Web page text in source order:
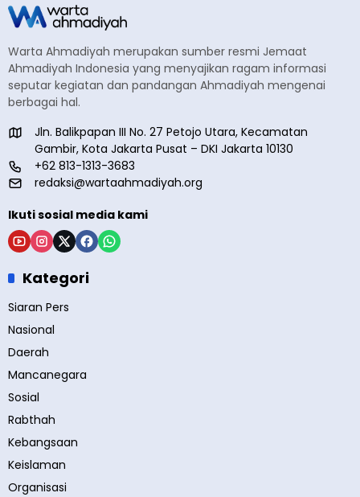
Warta Ahmadiyah merupakan sumber resmi Jemaat
Ahmadiyah Indonesia yang menyajikan ragam informasi
seputar kegiatan dan pandangan Ahmadiyah mengenai
berbagai hal.
Jln. Balikpapan III No. 27 Petojo Utara, Kecamatan
Gambir, Kota Jakarta Pusat – DKI Jakarta 10130
+62 813-1313-3683
redaksi@wartaahmadiyah.org
Ikuti sosial media kami
Kategori
Siaran Pers
Nasional
Daerah
Mancanegara
Sosial
Rabthah
Kebangsaan
Keislaman
Organisasi